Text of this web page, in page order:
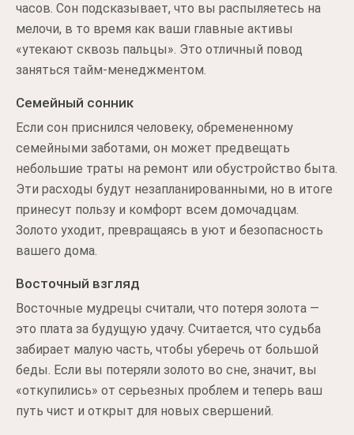
часов. Сон подсказывает, что вы распыляетесь на
мелочи, в то время как ваши главные активы
«утекают сквозь пальцы». Это отличный повод
заняться тайм-менеджментом.
Семейный сонник
Если сон приснился человеку, обремененному
семейными заботами, он может предвещать
небольшие траты на ремонт или обустройство быта.
Эти расходы будут незапланированными, но в итоге
принесут пользу и комфорт всем домочадцам.
Золото уходит, превращаясь в уют и безопасность
вашего дома.
Восточный взгляд
Восточные мудрецы считали, что потеря золота —
это плата за будущую удачу. Считается, что судьба
забирает малую часть, чтобы уберечь от большой
беды. Если вы потеряли золото во сне, значит, вы
«откупились» от серьезных проблем и теперь ваш
путь чист и открыт для новых свершений.